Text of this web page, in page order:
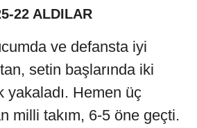
22 ALDILAR
ve defansta iyi
setin başlarında iki
yakaladı. Hemen üç
milli takım, 6-5 öne geçti.